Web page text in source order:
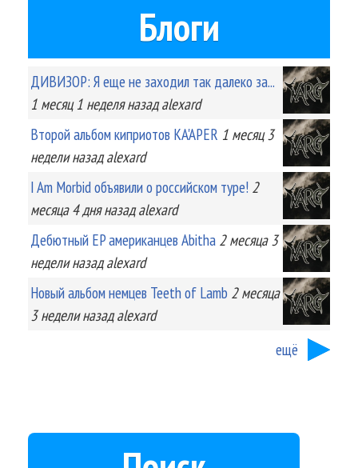
Блоги
ДИВИЗОР: Я еще не заходил так далеко за...
1 месяц 1 неделяназад alexard
Второй альбом киприотов KA'APER 1 месяц 3
неделиназад alexard
I Am Morbid объявили о российском туре! 2
месяца 4 дняназад alexard
Дебютный EP американцев Abitha 2 месяца 3
неделиназад alexard
Новый альбом немцев Teeth of Lamb 2 месяца
3 неделиназад alexard
ещё